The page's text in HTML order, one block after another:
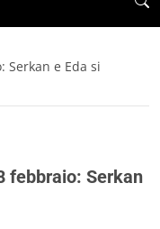
Serkan e Eda si
febbraio: Serkan